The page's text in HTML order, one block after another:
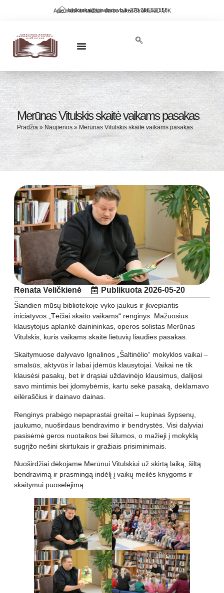
biblioteka@ignalinosvb.lt+370 386 53 158
Apie musKontaktai ir darbo laikasStruktūraD.U.K
Merūnas Vitulskis skaitė vaikams pasakas
Pradžia » Naujienos»Merūnas Vitulskis skaitė vaikams pasakas
Renata Veličkienė Publikuota 2026-05-20
Šiandien mūsų bibliotekoje vyko jaukus ir įkvepiantis
iniciatyvos „Tėčiai skaito vaikams“ renginys. Mažuosius
klausytojus aplankė dainininkas, operos solistas Merūnas
Vitulskis, kuris vaikams skaitė lietuvių liaudies pasakas.
Skaitymuose dalyvavo Ignalinos „Šaltinėlio“ mokyklos vaikai –
smalsūs, aktyvūs ir labai įdėmūs klausytojai. Vaikai ne tik
klausėsi pasakų, bet ir drąsiai uždavinėjo klausimus, dalijosi
savo mintimis bei įdomybėmis, kartu sekė pasaką, deklamavo
eilėraščius ir dainavo dainas.
Renginys prabėgo nepaprastai greitai – kupinas šypsenų,
jaukumo, nuoširdaus bendravimo ir bendrystės. Visi dalyviai
pasisėmė geros nuotaikos bei šilumos, o mažieji į mokyklą
sugrįžo nešini skirtukais ir gražiais prisiminimais.
Nuoširdžiai dėkojame Merūnui Vitulskiui už skirtą laiką, šiltą
bendravimą ir prasmingą indėlį į vaikų meilės knygoms ir
skaitymui puoselėjimą.